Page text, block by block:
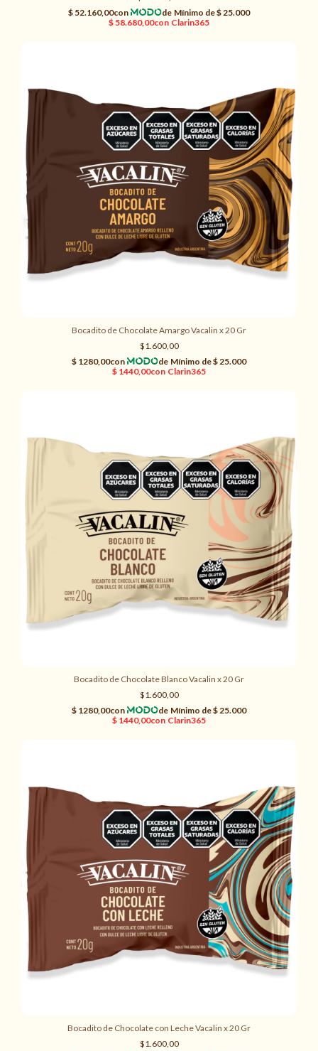
Bocadito de Chocolate Amargo Vacalin x 20 Gr
$1.600,00
Bocadito de Chocolate Blanco Vacalin x 20 Gr
$1.600,00
Bocadito de Chocolate con Leche Vacalin x 20 Gr
$1.600,00